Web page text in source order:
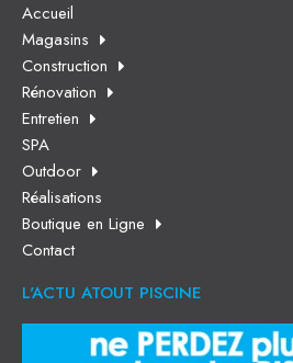
Accueil
Magasins
Construction
Rénovation
Entretien
SPA
Outdoor
Réalisations
Boutique en Ligne
Contact
L'ACTU ATOUT PISCINE